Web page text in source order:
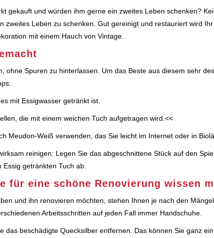
gekauft und würden ihm gerne ein zweites Leben schenken?
zweites Leben zu schenken. Gut gereinigt und restauriert wird
mit einem Hauch von Vintage.
ohne Spuren zu hinterlassen. Um das Beste aus diesem sehr
mit Essigwasser getränkt ist.
die mit einem weichen Tuch aufgetragen wird.<<
Meudon-Weiß verwenden, das Sie leicht im Internet oder in
reinigen: Legen Sie das abgeschnittene Stück auf den
getränkten Tuch ab.
für eine schöne Renovierung wissen
und ihn renovieren möchten, stehen Ihnen je nach den
Arbeitsschritten auf jeden Fall immer Handschuhe.
das beschädigte Quecksilber entfernen. Das können Sie ganz